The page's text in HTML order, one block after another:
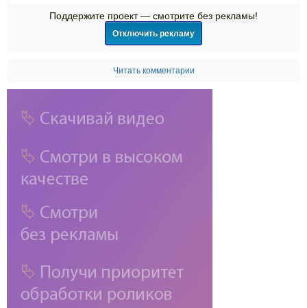
Поддержите проект — смотрите без рекламы!
Отключить рекламу
Читать комментарии